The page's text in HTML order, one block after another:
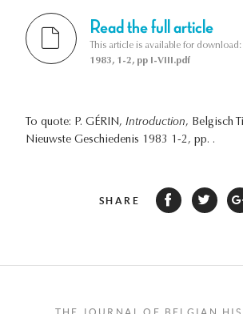
Read the full article
This article is available for download:
1983, 1-2, pp I-VIII.pdf
To quote: P. GÉRIN, Introduction, Belgisch
Nieuwste Geschiedenis 1983 1-2, pp. .
SHARE